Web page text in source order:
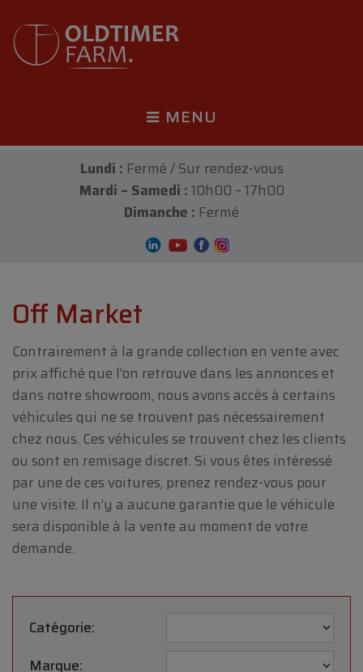
MENU
Lundi : Fermé / Sur rendez-vous
Mardi – Samedi :10h00 – 17h00
Dimanche : Fermé
Off Market
Contrairement à la grande collection en vente avec
prix affiché que l’on retrouve dans les annonces et
dans notre showroom, nous avons accès à certains
véhicules qui ne se trouvent pas nécessairement
chez nous. Ces véhicules se trouvent chez les clients
ou sont en remisage discret. Si vous êtes intéressé
par une de ces voitures, prenez rendez-vous pour
une visite. Il n’y a aucune garantie que le véhicule
sera disponible à la vente au moment de votre
demande.
Catégorie:
Marque: